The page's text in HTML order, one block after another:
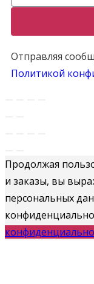
Отправляя
Политикой
Продолжая
и заказы, вы
персональных